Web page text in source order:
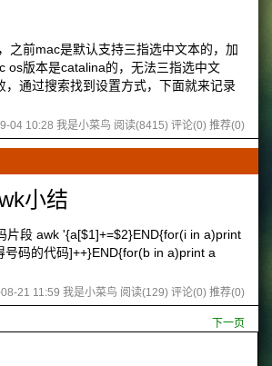
之前mac是默认支持三指选中文本的，加
os版本是catalina的，无法三指选中文
，通过搜索找到设置方式，下面就来记录
04 10:28 我是小菜鸟 阅读(8415) 评论(0) 推荐(0)
小结
片段 awk '{a[$1]+=$2}END{for(i in a)print
号码的代码]++}END{for(b in a)print a
21 11:59 我是小菜鸟 阅读(129) 评论(0) 推荐(0)
下一页